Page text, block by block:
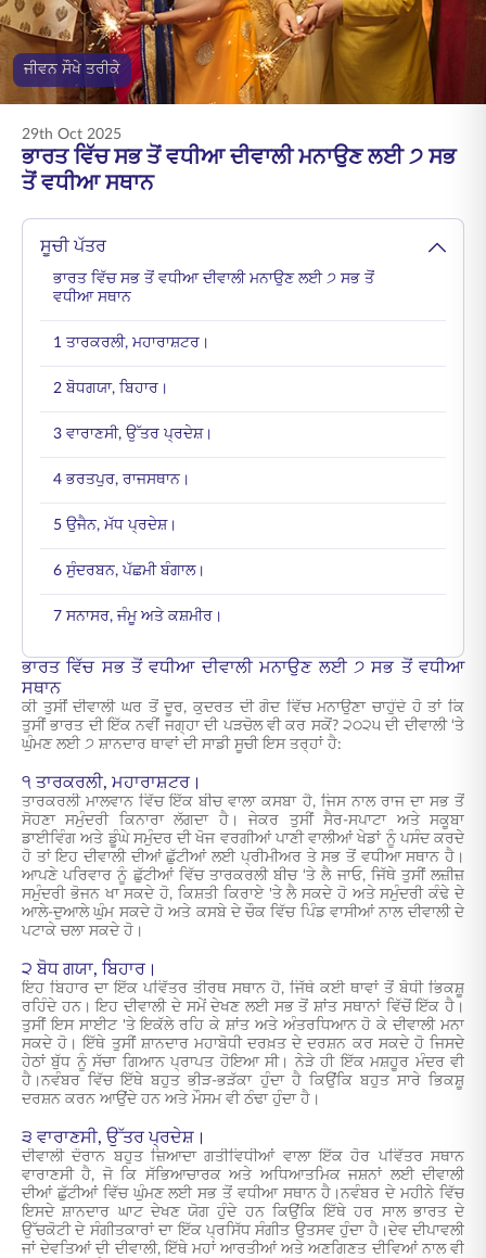
ENGLISH
ਆਨਲਾਈਨ ਖਰੀਦੋ ਪ੍ਰੀਮੀਅਮ ਭਰੋ
ਜੀਵਨ ਸੌਖੇ ਤਰੀਕੇ
29th Oct 2025
ਭਾਰਤ ਵਿੱਚ ਸਭ ਤੋਂ ਵਧੀਆ ਦੀਵਾਲੀ ਮਨਾਉਣ ਲਈ ੭ ਸਭ
ਤੋਂ ਵਧੀਆ ਸਥਾਨ
ਸੂਚੀ ਪੱਤਰ
ਭਾਰਤ ਵਿੱਚ ਸਭ ਤੋਂ ਵਧੀਆ ਦੀਵਾਲੀ ਮਨਾਉਣ ਲਈ ੭ ਸਭ ਤੋਂ
ਵਧੀਆ ਸਥਾਨ
1 ਤਾਰਕਰਲੀ, ਮਹਾਰਾਸ਼ਟਰ।
2 ਬੋਧਗਯਾ, ਬਿਹਾਰ।
3 ਵਾਰਾਣਸੀ, ਉੱਤਰ ਪ੍ਰਦੇਸ਼।
4 ਭਰਤਪੁਰ, ਰਾਜਸਥਾਨ।
5 ਉਜੈਨ, ਮੱਧ ਪ੍ਰਦੇਸ਼।
6 ਸੁੰਦਰਬਨ, ਪੱਛਮੀ ਬੰਗਾਲ।
7 ਸਨਾਸਰ, ਜੰਮੂ ਅਤੇ ਕਸ਼ਮੀਰ।
ਭਾਰਤ ਵਿੱਚ ਸਭ ਤੋਂ ਵਧੀਆ ਦੀਵਾਲੀ ਮਨਾਉਣ ਲਈ ੭ ਸਭ ਤੋਂ ਵਧੀਆ
ਸਥਾਨ
ਕੀ ਤੁਸੀਂ ਦੀਵਾਲੀ ਘਰ ਤੋਂ ਦੂਰ, ਕੁਦਰਤ ਦੀ ਗੋਦ ਵਿੱਚ ਮਨਾਉਣਾ ਚਾਹੁੰਦੇ ਹੋ ਤਾਂ ਕਿ
ਤੁਸੀਂ ਭਾਰਤ ਦੀ ਇੱਕ ਨਵੀਂ ਜਗ੍ਹਾ ਦੀ ਪੜਚੋਲ ਵੀ ਕਰ ਸਕੋਂ? ੨੦੨੫ ਦੀ ਦੀਵਾਲੀ ‘ਤੇ
ਘੁੰਮਣ ਲਈ ੭ ਸ਼ਾਨਦਾਰ ਥਾਵਾਂ ਦੀ ਸਾਡੀ ਸੂਚੀ ਇਸ ਤਰ੍ਹਾਂ ਹੈ:
੧ ਤਾਰਕਰਲੀ, ਮਹਾਰਾਸ਼ਟਰ।
ਤਾਰਕਰਲੀ ਮਾਲਵਾਨ ਵਿੱਚ ਇੱਕ ਬੀਚ ਵਾਲਾ ਕਸਬਾ ਹੈ, ਜਿਸ ਨਾਲ ਰਾਜ ਦਾ ਸਭ ਤੋਂ
ਸੋਹਣਾ ਸਮੁੰਦਰੀ ਕਿਨਾਰਾ ਲੱਗਦਾ ਹੈ। ਜੇਕਰ ਤੁਸੀਂ ਸੈਰ-ਸਪਾਟਾ ਅਤੇ ਸਕੂਬਾ
ਡਾਈਵਿੰਗ ਅਤੇ ਡੂੰਘੇ ਸਮੁੰਦਰ ਦੀ ਖੋਜ ਵਰਗੀਆਂ ਪਾਣੀ ਵਾਲੀਆਂ ਖੇਡਾਂ ਨੂੰ ਪਸੰਦ ਕਰਦੇ
ਹੋ ਤਾਂ ਇਹ ਦੀਵਾਲੀ ਦੀਆਂ ਛੁੱਟੀਆਂ ਲਈ ਪ੍ਰੀਮੀਅਰ ਤੇ ਸਭ ਤੋਂ ਵਧੀਆ ਸਥਾਨ ਹੈ।
ਆਪਣੇ ਪਰਿਵਾਰ ਨੂੰ ਛੁੱਟੀਆਂ ਵਿੱਚ ਤਾਰਕਰਲੀ ਬੀਚ ‘ਤੇ ਲੈ ਜਾਓ, ਜਿੱਥੇ ਤੁਸੀਂ ਲਜ਼ੀਜ਼
ਸਮੁੰਦਰੀ ਭੋਜਨ ਖਾ ਸਕਦੇ ਹੋ, ਕਿਸ਼ਤੀ ਕਿਰਾਏ 'ਤੇ ਲੈ ਸਕਦੇ ਹੋ ਅਤੇ ਸਮੁੰਦਰੀ ਕੰਢੇ ਦੇ
ਆਲੇ-ਦੁਆਲੇ ਘੁੰਮ ਸਕਦੇ ਹੋ ਅਤੇ ਕਸਬੇ ਦੇ ਚੌਕ ਵਿੱਚ ਪਿੰਡ ਵਾਸੀਆਂ ਨਾਲ ਦੀਵਾਲੀ ਦੇ
ਪਟਾਕੇ ਚਲਾ ਸਕਦੇ ਹੋ।
੨ ਬੋਧ ਗਯਾ, ਬਿਹਾਰ।
ਇਹ ਬਿਹਾਰ ਦਾ ਇੱਕ ਪਵਿੱਤਰ ਤੀਰਥ ਸਥਾਨ ਹੈ, ਜਿੱਥੇ ਕਈ ਥਾਵਾਂ ਤੋਂ ਬੋਧੀ ਭਿਕਸ਼ੂ
ਰਹਿੰਦੇ ਹਨ। ਇਹ ਦੀਵਾਲੀ ਦੇ ਸਮੇਂ ਦੇਖਣ ਲਈ ਸਭ ਤੋਂ ਸ਼ਾਂਤ ਸਥਾਨਾਂ ਵਿੱਚੋਂ ਇੱਕ ਹੈ।
ਤੁਸੀਂ ਇਸ ਸਾਈਟ 'ਤੇ ਇਕੱਲੇ ਰਹਿ ਕੇ ਸ਼ਾਂਤ ਅਤੇ ਅੰਤਰਧਿਆਨ ਹੋ ਕੇ ਦੀਵਾਲੀ ਮਨਾ
ਸਕਦੇ ਹੋ। ਇੱਥੇ ਤੁਸੀਂ ਸ਼ਾਨਦਾਰ ਮਹਾਬੋਧੀ ਦਰਖ਼ਤ ਦੇ ਦਰਸ਼ਨ ਕਰ ਸਕਦੇ ਹੋ ਜਿਸਦੇ
ਹੇਠਾਂ ਬੁੱਧ ਨੂੰ ਸੱਚਾ ਗਿਆਨ ਪ੍ਰਾਪਤ ਹੋਇਆ ਸੀ। ਨੇੜੇ ਹੀ ਇੱਕ ਮਸ਼ਹੂਰ ਮੰਦਰ ਵੀ
ਹੈ।ਨਵੰਬਰ ਵਿੱਚ ਇੱਥੇ ਬਹੁਤ ਭੀੜ-ਭੜੱਕਾ ਹੁੰਦਾ ਹੈ ਕਿਉਂਕਿ ਬਹੁਤ ਸਾਰੇ ਭਿਕਸ਼ੂ
ਦਰਸ਼ਨ ਕਰਨ ਆਉਂਦੇ ਹਨ ਅਤੇ ਮੌਸਮ ਵੀ ਠੰਢਾ ਹੁੰਦਾ ਹੈ।
੩ ਵਾਰਾਣਸੀ, ਉੱਤਰ ਪ੍ਰਦੇਸ਼।
ਦੀਵਾਲੀ ਦੌਰਾਨ ਬਹੁਤ ਜ਼ਿਆਦਾ ਗਤੀਵਿਧੀਆਂ ਵਾਲਾ ਇੱਕ ਹੋਰ ਪਵਿੱਤਰ ਸਥਾਨ
ਵਾਰਾਣਸੀ ਹੈ, ਜੋ ਕਿ ਸੱਭਿਆਚਾਰਕ ਅਤੇ ਅਧਿਆਤਮਿਕ ਜਸ਼ਨਾਂ ਲਈ ਦੀਵਾਲੀ
ਦੀਆਂ ਛੁੱਟੀਆਂ ਵਿੱਚ ਘੁੰਮਣ ਲਈ ਸਭ ਤੋਂ ਵਧੀਆ ਸਥਾਨ ਹੈ।ਨਵੰਬਰ ਦੇ ਮਹੀਨੇ ਵਿੱਚ
ਇਸਦੇ ਸ਼ਾਨਦਾਰ ਘਾਟ ਦੇਖਣ ਯੋਗ ਹੁੰਦੇ ਹਨ ਕਿਉਂਕਿ ਇੱਥੇ ਹਰ ਸਾਲ ਭਾਰਤ ਦੇ
ਉੱਚਕੋਟੀ ਦੇ ਸੰਗੀਤਕਾਰਾਂ ਦਾ ਇੱਕ ਪ੍ਰਸਿੱਧ ਸੰਗੀਤ ਉਤਸਵ ਹੁੰਦਾ ਹੈ।ਦੇਵ ਦੀਪਾਵਲੀ
ਜਾਂ ਦੇਵਤਿਆਂ ਦੀ ਦੀਵਾਲੀ, ਇੱਥੇ ਮਹਾਂ ਆਰਤੀਆਂ ਅਤੇ ਅਣਗਿਣਤ ਦੀਵਿਆਂ ਨਾਲ ਵੀ